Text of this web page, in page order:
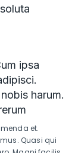
ipsa
harum.
et.
Quasi qui